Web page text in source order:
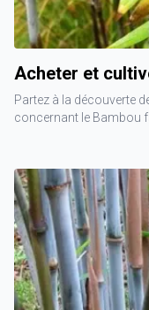
Acheter et
Partez à la découverte
concernant le Bambou